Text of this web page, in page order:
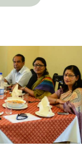
হাসান:
মৃত্যু"